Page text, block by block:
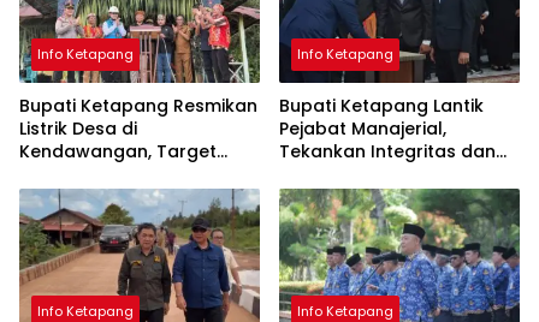
Info Ketapang
Bupati Ketapang Resmikan
Listrik Desa di
Kendawangan, Target
pada 2029
Info Ketapang
Bupati Ketapang Lantik
Pejabat Manajerial,
Tekankan Integritas dan
Info Ketapang Info Ketapang